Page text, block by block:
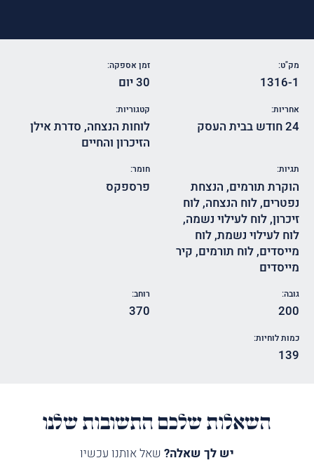
מק"ט:
1316-1
זמן אספקה:
30 יום
אחריות:
24 חודש בבית העסק
קטגוריות:
לוחות הנצחה, סדרת אילן
הזיכרון והחיים
תגיות:
הוקרת תורמים, הנצחת
נפטרים, לוח הנצחה, לוח
זיכרון, לוח לעילוי נשמה,
לוח לעילוי נשמת, לוח
מייסדים, לוח תורמים, קיר
מייסדים
חומר:
פרספקס
גובה:
200
רוחב:
370
כמות לוחיות:
139
השאלות שלכם התשובות שלנו
יש לך שאלה? שאל אותנו עכשיו